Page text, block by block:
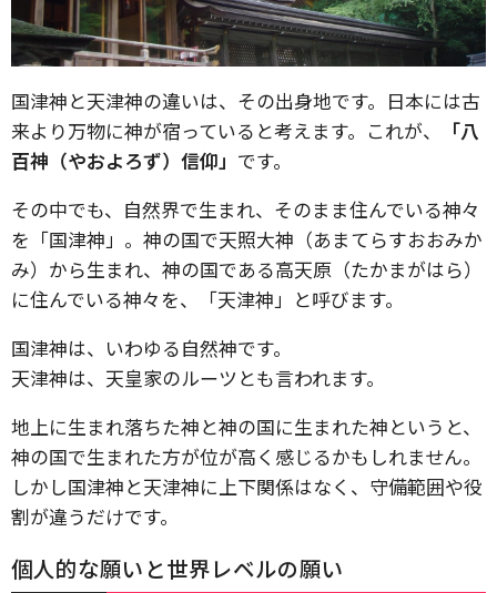
国津神と天津神の違いは、その出身地です。日本には古
来より万物に神が宿っていると考えます。これが、
「八
百神（やおよろず）信仰」 です。
その中でも、自然界で生まれ、そのまま住んでいる神々
を「国津神」。神の国で天照大神（あまてらすおおみか
み）から生まれ、神の国である高天原（たかまがはら）
に住んでいる神々を、「天津神」と呼びます。
国津神は、いわゆる自然神です。
天津神は、天皇家のルーツとも言われます。
地上に生まれ落ちた神と神の国に生まれた神というと、
神の国で生まれた方が位が高く感じるかもしれません。
しかし国津神と天津神に上下関係はなく、守備範囲や役
割が違うだけです。
個人的な願いと世界レベルの願い